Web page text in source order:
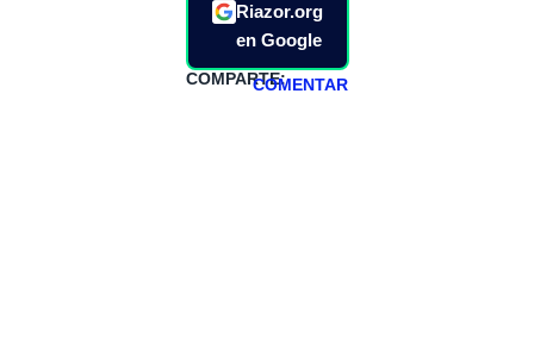
Riazor.org
en Google
COMPARTE:COMENTAR